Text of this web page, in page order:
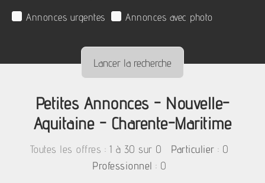
Annonces urgentes
Annonces avec photo
Petites Annonces - Nouvelle-
Aquitaine - Charente-Maritime
Toutes les offres : 1 à 30 sur 0 Particulier : 0
Professionnel : 0